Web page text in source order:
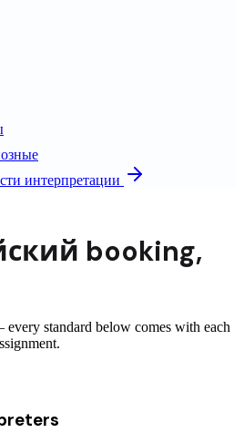
интерпретации
booking,
standard below comes with each